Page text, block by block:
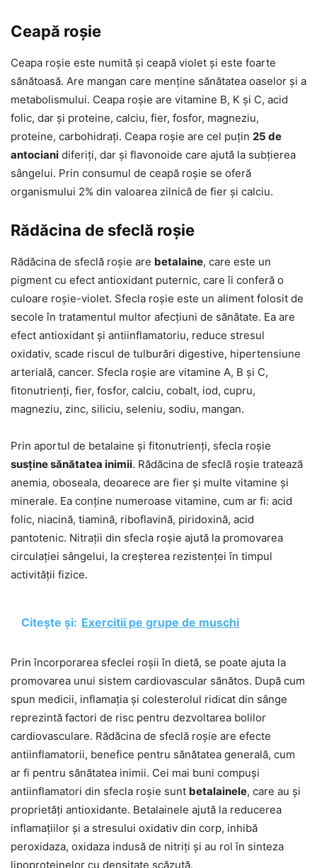
Ceapă roșie
Ceapa roșie este numită și ceapă violet și este foarte
sănătoasă. Are mangan care menține sănătatea oaselor și a
metabolismului. Ceapa roșie are vitamine B, K și C, acid
folic, dar și proteine, calciu, fier, fosfor, magneziu,
proteine, carbohidrați. Ceapa roșie are cel puțin 25 de
antociani diferiți, dar și flavonoide care ajută la subțierea
sângelui. Prin consumul de ceapă roșie se oferă
organismului 2% din valoarea zilnică de fier și calciu.
Rădăcina de sfeclă roșie
Rădăcina de sfeclă roșie are betalaine, care este un
pigment cu efect antioxidant puternic, care îi conferă o
culoare roșie-violet. Sfecla roșie este un aliment folosit de
secole în tratamentul multor afecțiuni de sănătate. Ea are
efect antioxidant și antiinflamatoriu, reduce stresul
oxidativ, scade riscul de tulburări digestive, hipertensiune
arterială, cancer. Sfecla roșie are vitamine A, B și C,
fitonutrienți, fier, fosfor, calciu, cobalt, iod, cupru,
magneziu, zinc, siliciu, seleniu, sodiu, mangan.
Prin aportul de betalaine și fitonutrienți, sfecla roșie
susține sănătatea inimii. Rădăcina de sfeclă roșie tratează
anemia, oboseala, deoarece are fier și multe vitamine și
minerale. Ea conține numeroase vitamine, cum ar fi: acid
folic, niacină, tiamină, riboflavină, piridoxină, acid
pantotenic. Nitrații din sfecla roșie ajută la promovarea
circulației sângelui, la creșterea rezistenței în timpul
activității fizice.
Citește și: Exercitii pe grupe de muschi
Prin încorporarea sfeclei roșii în dietă, se poate ajuta la
promovarea unui sistem cardiovascular sănătos. După cum
spun medicii, inflamația și colesterolul ridicat din sânge
reprezintă factori de risc pentru dezvoltarea bolilor
cardiovasculare. Rădăcina de sfeclă roșie are efecte
antiinflamatorii, benefice pentru sănătatea generală, cum
ar fi pentru sănătatea inimii. Cei mai buni compuși
antiinflamatori din sfecla roșie sunt betalainele, care au și
proprietăți antioxidante. Betalainele ajută la reducerea
inflamațiilor și a stresului oxidativ din corp, inhibă
peroxidaza, oxidaza indusă de nitriți și au rol în sinteza
lipoproteinelor cu densitate scăzută.